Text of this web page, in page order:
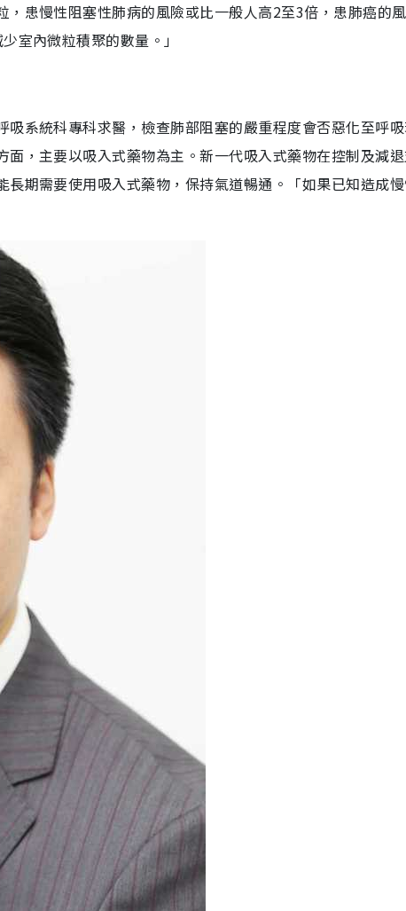
患慢性阻塞性肺病的風險或比一般人高2至3倍，患肺癌的
室內微粒積聚的數量。」
系統科專科求醫，檢查肺部阻塞的嚴重程度會否惡化至呼
，主要以吸入式藥物為主。新一代吸入式藥物在控制及減
期需要使用吸入式藥物，保持氣道暢通。「如果已知造成